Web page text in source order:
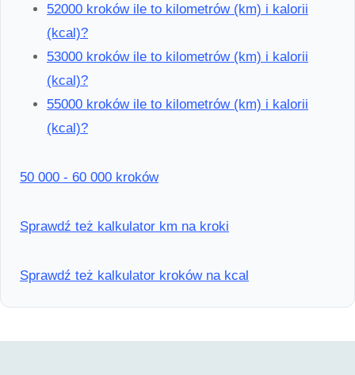
52000 kroków ile to kilometrów (km) i kalorii
(kcal)?
53000 kroków ile to kilometrów (km) i kalorii
(kcal)?
55000 kroków ile to kilometrów (km) i kalorii
(kcal)?
50 000 - 60 000 kroków
Sprawdź też kalkulator km na kroki
Sprawdź też kalkulator kroków na kcal